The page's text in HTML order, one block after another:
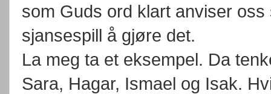
som Guds ord klart anviser
sjansespill å gjøre det.
La meg ta et eksempel. Da
Sara, Hagar, Ismael og Isak.